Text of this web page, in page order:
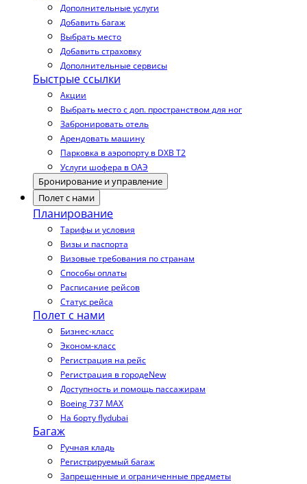
Дополнительные услуги
Добавить багаж
Выбрать место
Добавить страховку
Дополнительные сервисы
Быстрые ссылки
Акции
Выбрать место с доп. пространством для ног
Забронировать отель
Арендовать машину
Парковка в аэропорту в DXB T2
Услуги шофера в ОАЭ
Бронирование и управление
Полет с нами
Планирование
Тарифы и условия
Визы и паспорта
Визовые требования по странам
Способы оплаты
Расписание рейсов
Статус рейса
Полет с нами
Бизнес-класс
Эконом-класс
Регистрация на рейс
Регистрация в городеNew
Доступность и помощь пассажирам
Boeing 737 MAX
На борту flydubai
Багаж
Ручная кладь
Регистрируемый багаж
Запрещенные и ограниченные предметы